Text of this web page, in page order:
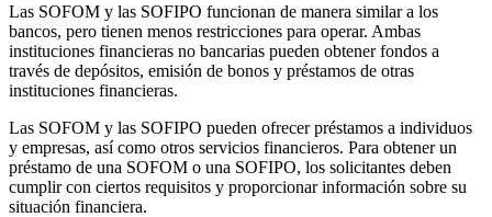
Las SOFOM y las SOFIPO funcionan de manera similar a los
bancos, pero tienen menos restricciones para operar. Ambas
instituciones financieras no bancarias pueden obtener fondos a
través de depósitos, emisión de bonos y préstamos de otras
instituciones financieras.
Las SOFOM y las SOFIPO pueden ofrecer préstamos a individuos
y empresas, así como otros servicios financieros. Para obtener un
préstamo de una SOFOM o una SOFIPO, los solicitantes deben
cumplir con ciertos requisitos y proporcionar información sobre su
situación financiera.